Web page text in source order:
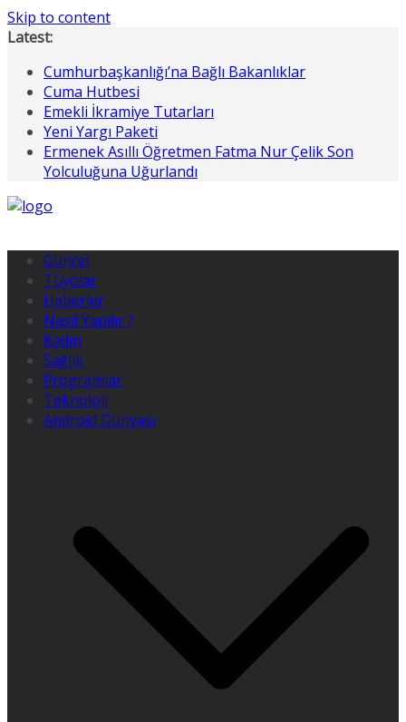
Skip to content
Latest:
Cumhurbaşkanlığı’na Bağlı Bakanlıklar
Cuma Hutbesi
Emekli İkramiye Tutarları
Yeni Yargı Paketi
Ermenek Asıllı Öğretmen Fatma Nur Çelik Son
Yolculuğuna Uğurlandı
Güncel
Tüyolar
Haberler
Nasıl Yapılır ?
Kadın
Sağlık
Programlar
Teknoloji
Android Dünyası